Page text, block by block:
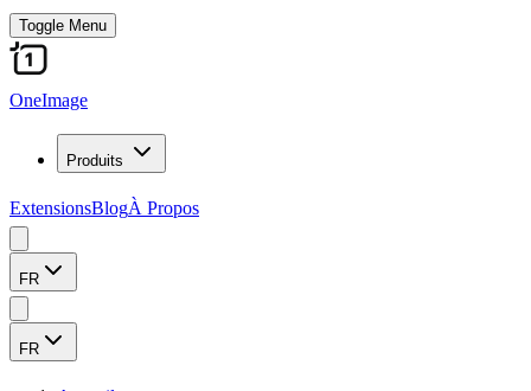
Toggle Menu
OneImage
Produits
ExtensionsBlogÀ Propos
FR
FR